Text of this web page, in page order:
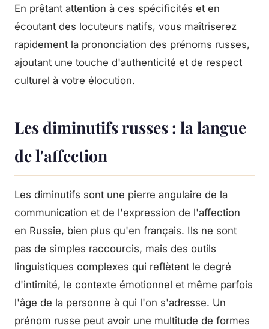
En prêtant attention à ces spécificités et en
écoutant des locuteurs natifs, vous maîtriserez
rapidement la prononciation des prénoms russes,
ajoutant une touche d'authenticité et de respect
culturel à votre élocution.
Les diminutifs russes : la langue
de l'affection
Les diminutifs sont une pierre angulaire de la
communication et de l'expression de l'affection
en Russie, bien plus qu'en français. Ils ne sont
pas de simples raccourcis, mais des outils
linguistiques complexes qui reflètent le degré
d'intimité, le contexte émotionnel et même parfois
l'âge de la personne à qui l'on s'adresse. Un
prénom russe peut avoir une multitude de formes